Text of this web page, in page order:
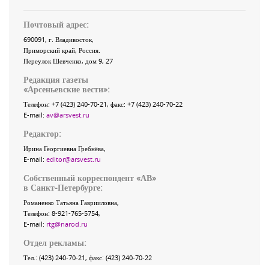
Почтовый адрес:
690091, г. Владивосток,
Приморский край, Россия.
Переулок Шевченко, дом 9, 27
Редакция газеты
«Арсеньевские вести»:
Телефон: +7 (423) 240-70-21, факс: +7 (423) 240-70-22
E-mail: av@arsvest.ru
Редактор:
Ирина Георгиевна Гребнёва,
E-mail: editor@arsvest.ru
Собственный корреспондент «АВ»
в Санкт-Петербурге:
Романенко Татьяна Гаврииловна,
Телефон: 8-921-765-5754,
E-mail: rtg@narod.ru
Отдел рекламы:
Тел.: (423) 240-70-21, факс: (423) 240-70-22